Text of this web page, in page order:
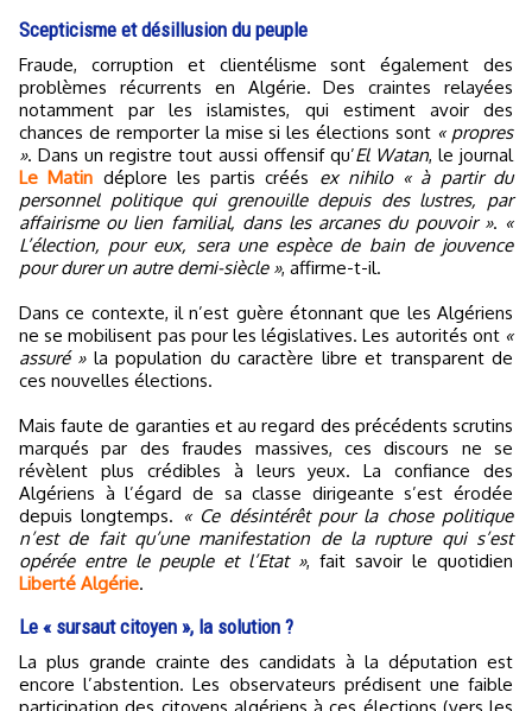
Scepticisme et désillusion du peuple
Fraude, corruption et clientélisme sont également des
problèmes récurrents en Algérie. Des craintes relayées
notamment par les islamistes, qui estiment avoir des
chances de remporter la mise si les élections sont « propres
». Dans un registre tout aussi offensif qu’El Watan, le journal
Le Matin déplore les partis créés ex nihilo « à partir du
personnel politique qui grenouille depuis des lustres, par
affairisme ou lien familial, dans les arcanes du pouvoir ». «
L’élection, pour eux, sera une espèce de bain de jouvence
pour durer un autre demi-siècle », affirme-t-il.
Dans ce contexte, il n’est guère étonnant que les Algériens
ne se mobilisent pas pour les législatives. Les autorités ont «
assuré »la population du caractère libre et transparent de
ces nouvelles élections.
Mais faute de garanties et au regard des précédents scrutins
marqués par des fraudes massives, ces discours ne se
révèlent plus crédibles à leurs yeux. La confiance des
Algériens à l’égard de sa classe dirigeante s’est érodée
depuis longtemps. « Ce désintérêt pour la chose politique
n’est de fait qu’une manifestation de la rupture qui s’est
opérée entre le peuple et l’Etat », fait savoir le quotidien
Liberté Algérie.
Le « sursaut citoyen », la solution ?
La plus grande crainte des candidats à la députation est
encore l’abstention. Les observateurs prédisent une faible